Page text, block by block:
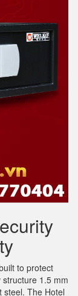
to protect
1.5 mm
steel. The Hotel